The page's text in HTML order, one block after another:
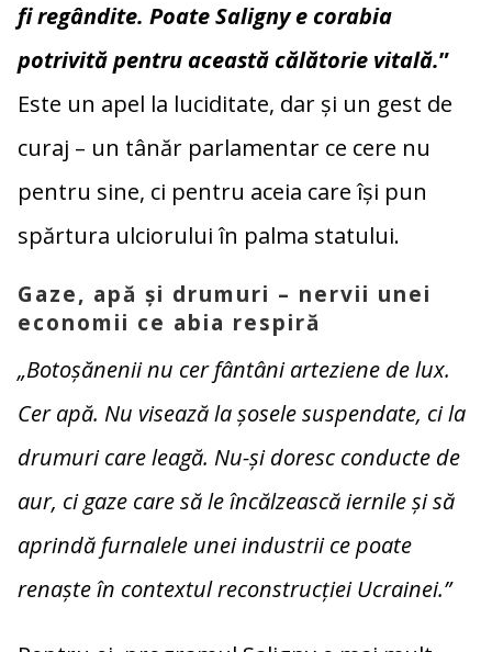
fi regândite. Poate Saligny e corabia
potrivită pentru această călătorie vitală.”
Este un apel la luciditate, dar și un gest de
curaj – un tânăr parlamentar ce cere nu
pentru sine, ci pentru aceia care își pun
spărtura ulciorului în palma statului.
Gaze, apă și drumuri – nervii unei
economii ce abia respiră
„Botoșănenii nu cer fântâni arteziene de lux.
Cer apă. Nu visează la șosele suspendate, ci la
drumuri care leagă. Nu-și doresc conducte de
aur, ci gaze care să le încălzească iernile și să
aprindă furnalele unei industrii ce poate
renaște în contextul reconstrucției Ucrainei.”